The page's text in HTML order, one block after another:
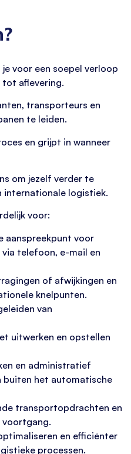
voor een soepel verloop
tot aflevering.
transporteurs en
te leiden.
en grijpt in wanneer
om jezelf verder te
internationale logistiek.
voor:
aanspreekpunt voor
telefoon, e-mail en
of afwijkingen en
knelpunten.
van
uitwerken en opstellen
en administratief
buiten het automatische
transportopdrachten en
voortgang.
en efficiënter
processen.